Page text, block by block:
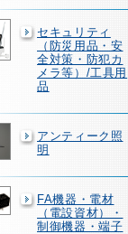
セキュリティ
（防災用品・安
全対策・防犯カ
メラ等）/工具用
品
アンティーク照
明
FA機器・電材
（電設資材）・
制御機器・端子